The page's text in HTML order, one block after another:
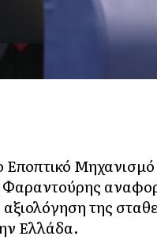
της
Ελλάδα.